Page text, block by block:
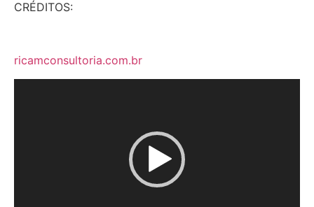
CRÉDITOS:
ricamconsultoria.com.br